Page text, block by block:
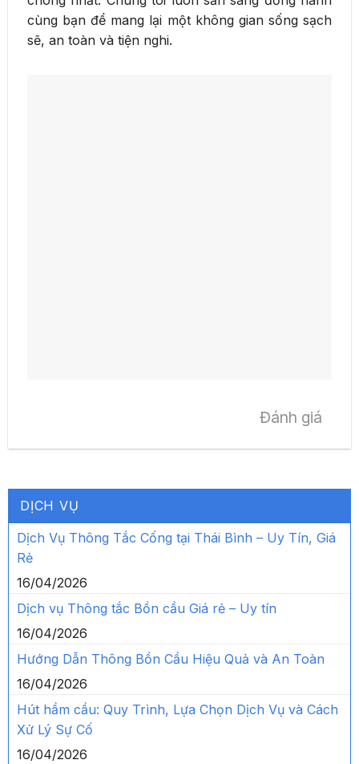
cùng bạn để mang lại một không gian sống sạch
sẽ, an toàn và tiện nghi.
Đánh giá
DỊCH VỤ
Dịch Vụ Thông Tắc Cống tại Thái Bình – Uy Tín, Giá
Rẻ
16/04/2026
Dịch vụ Thông tắc Bồn cầu Giá rẻ – Uy tín
16/04/2026
Hướng Dẫn Thông Bồn Cầu Hiệu Quả và An Toàn
16/04/2026
Hút hầm cầu: Quy Trình, Lựa Chọn Dịch Vụ và Cách
Xử Lý Sự Cố
16/04/2026